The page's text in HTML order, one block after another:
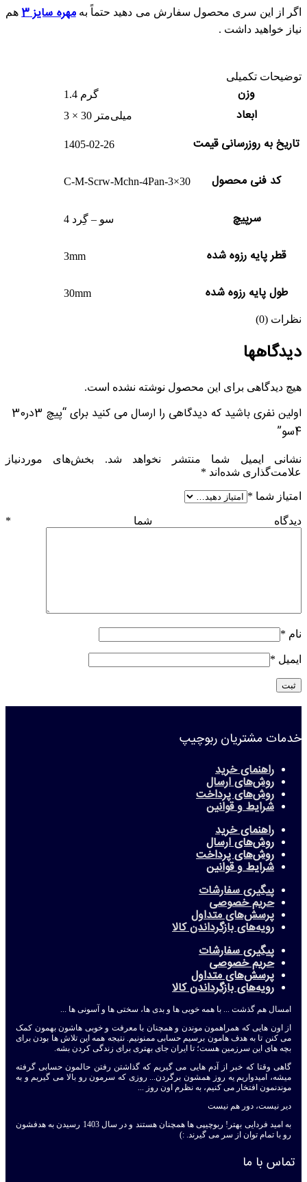
اگر از این سری محصول سفارش می دهید حتماً بهمهره سایز 3
هم
نیاز خواهید داشت .
توضیحات تکمیلی
وزن 1.4 گرم
ابعاد 3 × 30 میلی‌متر
تاریخ به روزرسانی قیمت 1405-02-26
کد فنی محصول C-M-Scrw-Mchn-4Pan-3×30
سرپیچ 4 سو – گِرد
قطر پایه رزوه شده 3mm
طول پایه رزوه شده 30mm
نظرات (0)
دیدگاهها
هیچ دیدگاهی برای این محصول نوشته نشده است.
اولین نفری باشید که دیدگاهی را ارسال می کنید برای “پیچ 3در30
4سو”
نشانی ایمیل شما منتشر نخواهد شد.
بخش‌های موردنیاز
علامت‌گذاری شده‌اند *
امتیاز شما *
دیدگاه شما *
نام *
ایمیل *
خدمات مشتریان ربوچیپ
راهنمای خرید
روش‌های ارسال
روش‌های پرداخت
شرایط و قوانین
راهنمای خرید
روش‌های ارسال
روش‌های پرداخت
شرایط و قوانین
پیگیری سفارشات
حریم خصوصی
پرسش‌های متداول
رویه‌های بازگرداندن کالا
پیگیری سفارشات
حریم خصوصی
پرسش‌های متداول
رویه‌های بازگرداندن کالا
امسال هم گذشت ... با همه خوبی ها و بدی ها، سختی ها و آسونی ها ...
از اون هایی که همراهمون موندن و همچنان با معرفت و خوبی هاشون بهمون کمک
می کنن تا به هدف هامون برسیم حسابی ممنونیم. نتیجه همه این تلاش ها بودن برای
بچه های این سرزمین هست؛ تا ایران جای بهتری برای زندگی کردن بشه.
گاهی وقتا که خبر از آدم هایی می گیریم که گذاشتن رفتن حالمون حسابی گرفته
میشه، امیدواریم یه روز همشون برگردن... روزی که سرمون رو بالا می گیریم و به
موندنمون افتخار می کنیم، به نظرم اون روز ...
دیر نیست، دور هم نیست
به امید فردایی بهتر! ربوچیپی ها همچنان هستند و در سال 1403 رسیدن به هدفشون
رو با تمام توان از سر می گیرند. :)
تماس با ما